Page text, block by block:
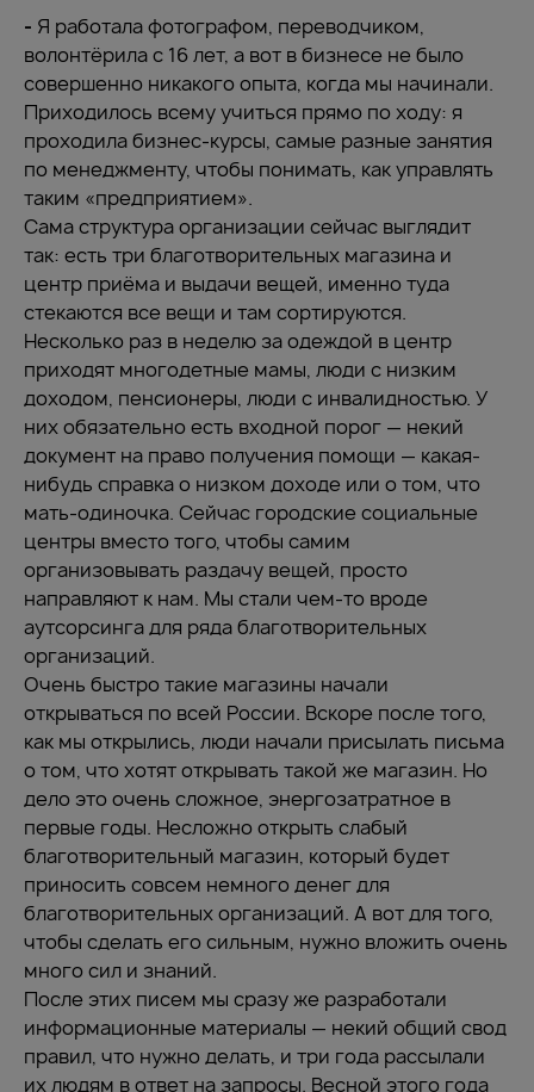
- Я работала фотографом, переводчиком,
волонтёрила с 16 лет, а вот в бизнесе не было
совершенно никакого опыта, когда мы начинали.
Приходилось всему учиться прямо по ходу: я
проходила бизнес-курсы, самые разные занятия
по менеджменту, чтобы понимать, как управлять
таким «предприятием».
Сама структура организации сейчас выглядит
так: есть три благотворительных магазина и
центр приёма и выдачи вещей, именно туда
стекаются все вещи и там сортируются.
Несколько раз в неделю за одеждой в центр
приходят многодетные мамы, люди с низким
доходом, пенсионеры, люди с инвалидностью. У
них обязательно есть входной порог — некий
документ на право получения помощи — какая-
нибудь справка о низком доходе или о том, что
мать-одиночка. Сейчас городские социальные
центры вместо того, чтобы самим
организовывать раздачу вещей, просто
направляют к нам. Мы стали чем-то вроде
аутсорсинга для ряда благотворительных
организаций.
Очень быстро такие магазины начали
открываться по всей России. Вскоре после того,
как мы открылись, люди начали присылать письма
о том, что хотят открывать такой же магазин. Но
дело это очень сложное, энергозатратное в
первые годы. Несложно открыть слабый
благотворительный магазин, который будет
приносить совсем немного денег для
благотворительных организаций. А вот для того,
чтобы сделать его сильным, нужно вложить очень
много сил и знаний.
После этих писем мы сразу же разработали
информационные материалы — некий общий свод
правил, что нужно делать, и три года рассылали
их людям в ответ на запросы. Весной этого года